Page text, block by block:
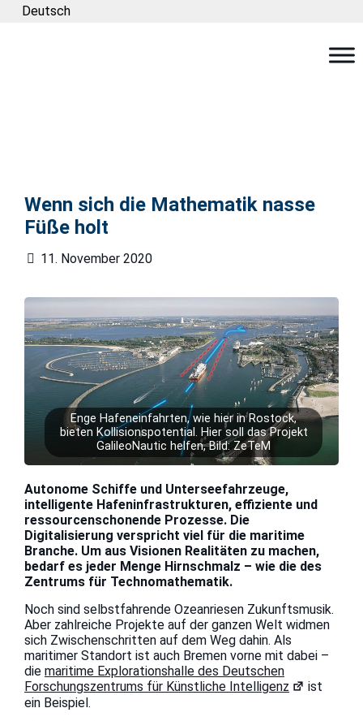
Deutsch
Wenn sich die Mathematik nasse
Füße holt
11. November 2020
Enge Hafeneinfahrten, wie hier in Rostock,
bieten Kollisionspotential. Hier soll das Projekt
GalileoNautic helfen, Bild: ZeTeM
Autonome Schiffe und Unterseefahrzeuge,
intelligente Hafeninfrastrukturen, effiziente und
ressourcenschonende Prozesse. Die
Digitalisierung verspricht viel für die maritime
Branche. Um aus Visionen Realitäten zu machen,
bedarf es jeder Menge Hirnschmalz – wie die des
Zentrums für Technomathematik.
Noch sind selbstfahrende Ozeanriesen Zukunftsmusik.
Aber zahlreiche Projekte auf der ganzen Welt widmen
sich Zwischenschritten auf dem Weg dahin. Als
maritimer Standort ist auch Bremen vorne mit dabei –
die maritime Explorationshalle des Deutschen
Forschungszentrums für Künstliche Intelligenz
ist
ein Beispiel.